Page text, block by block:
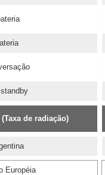
de radiação)
Européia